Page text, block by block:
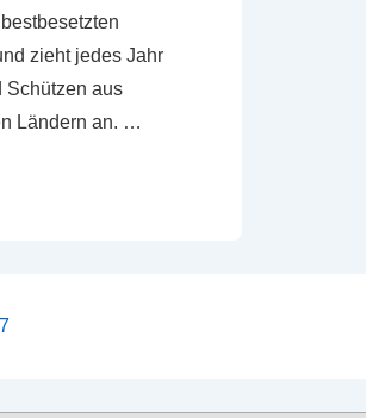
zieht jedes Jahr
Schützen aus
Ländern an. …